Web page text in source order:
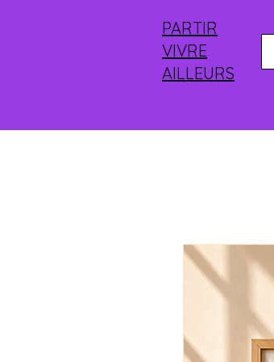
PARTIR
VIVRE
AILLEURS